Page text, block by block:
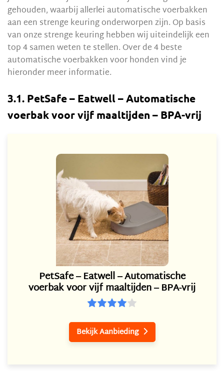
gehouden, waarbij allerlei automatische voerbakken
aan een strenge keuring onderworpen zijn. Op basis
van onze strenge keuring hebben wij uiteindelijk een
top 4 samen weten te stellen. Over de 4 beste
automatische voerbakken voor honden vind je
hieronder meer informatie.
3.1. PetSafe – Eatwell – Automatische
voerbak voor vijf maaltijden – BPA-vrij
PetSafe – Eatwell – Automatische
voerbak voor vijf maaltijden – BPA-vrij
Bekijk Aanbieding 